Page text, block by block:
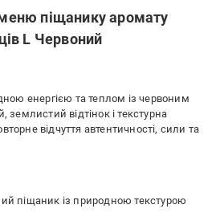
піщанику аромату
L Червоний
енергією та теплом із червоним
відтінок і текстурна
відчуття автентичності, сили та
піщаник із природною текстурою